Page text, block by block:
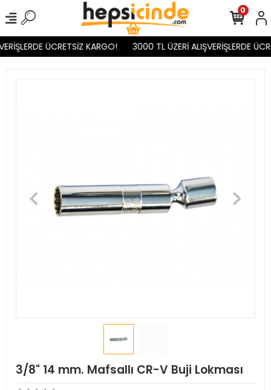
ÜCRETSİZ KARGO! 3000 TL ÜZERİ ALIŞVERİŞLERDE
0
3/8" 14 mm. Mafsallı CR-V Buji Lokması